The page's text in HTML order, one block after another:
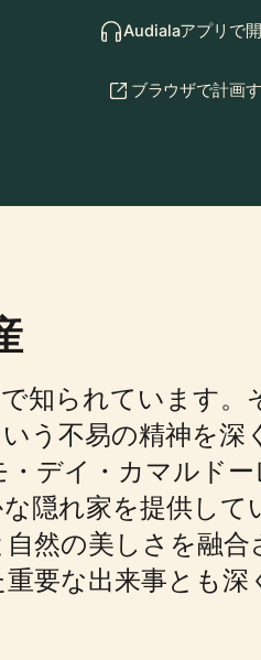
Audialaアプリで開
ブラウザで計画
知られています。
う不易の精神を深
デイ・カマルドー
隠れ家を提供して
然の美しさを融合
要な出来事とも深